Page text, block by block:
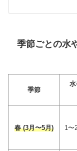
季節ごとの水
季節
春 (3月〜5月) 1〜